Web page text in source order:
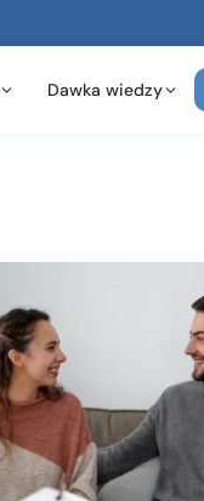
Dawka wiedzy